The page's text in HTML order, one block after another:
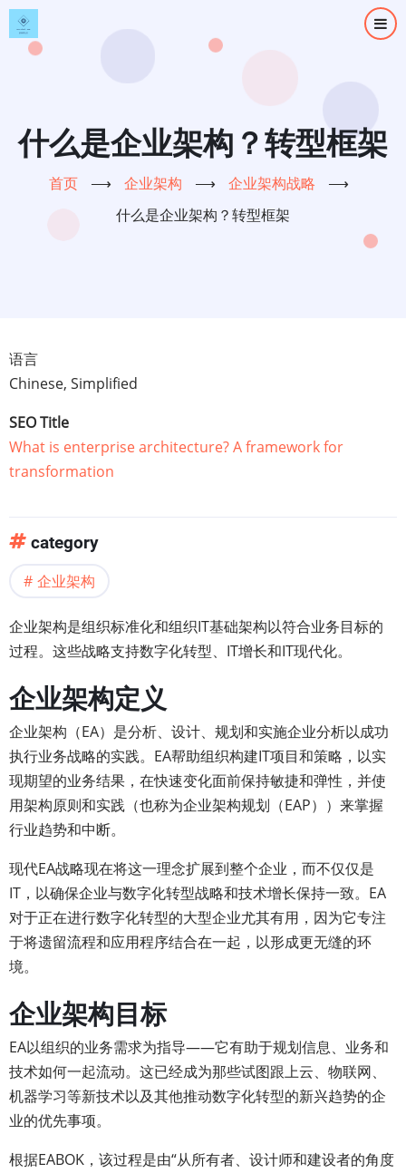
跳
转
什么是企业架构？转型框架
首页 ⟶ 企业架构 ⟶ 企业架构战略
⟶
什么是企业架构？转型框架
语言
Chinese, Simplified
SEO Title
What is enterprise architecture? A framework for
transformation
category
企业架构
企业架构是组织标准化和组织IT基础架构以符合业务目标的
过程。这些战略支持数字化转型、IT增长和IT现代化。
企业架构定义
企业架构（EA）是分析、设计、规划和实施企业分析以成功
执行业务战略的实践。EA帮助组织构建IT项目和策略，以实
现期望的业务结果，在快速变化面前保持敏捷和弹性，并使
用架构原则和实践（也称为企业架构规划（EAP））来掌握
行业趋势和中断。
现代EA战略现在将这一理念扩展到整个企业，而不仅仅是
IT，以确保企业与数字化转型战略和技术增长保持一致。EA
对于正在进行数字化转型的大型企业尤其有用，因为它专注
于将遗留流程和应用程序结合在一起，以形成更无缝的环
境。
企业架构目标
EA以组织的业务需求为指导——它有助于规划信息、业务和
技术如何一起流动。这已经成为那些试图跟上云、物联网、
机器学习等新技术以及其他推动数字化转型的新兴趋势的企
业的优先事项。
根据EABOK，该过程是由“从所有者、设计师和建设者的角度